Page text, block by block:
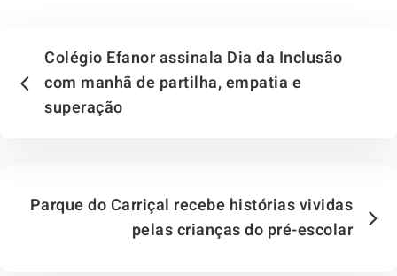
Colégio Efanor assinala Dia da Inclusão
com manhã de partilha, empatia e
superação
Parque do Carriçal recebe histórias vividas
pelas crianças do pré-escolar